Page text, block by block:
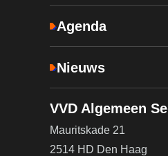
Agenda
Nieuws
VVD Algemeen
Mauritskade 21
2514 HD Den Haag